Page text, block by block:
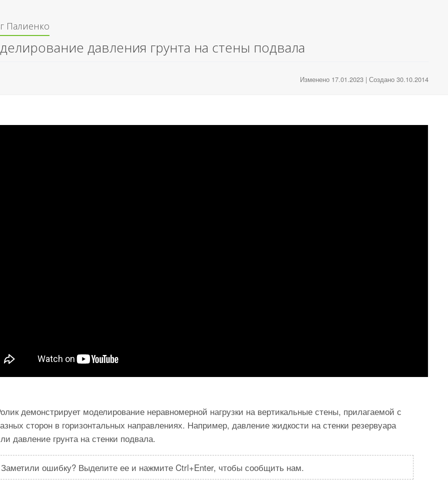
Палиенко
давления грунта на стены подвала
Изменено 17.01.2023 | Создано 30.10.2014
демонстрирует моделирование неравномерной нагрузки на вертикальные стены, прилагаемой с
сторон в горизонтальных направлениях. Например, давление жидкости на стенки резервуара
давление грунта на стенки подвала.
Заметили ошибку? Выделите ее и нажмите Ctrl+Enter, чтобы сообщить нам.